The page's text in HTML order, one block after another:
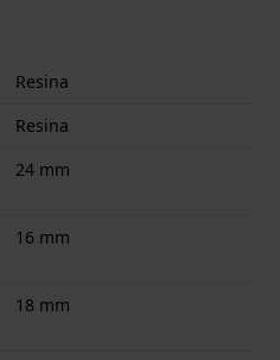
Resina
Resina
24 mm
16 mm
18 mm